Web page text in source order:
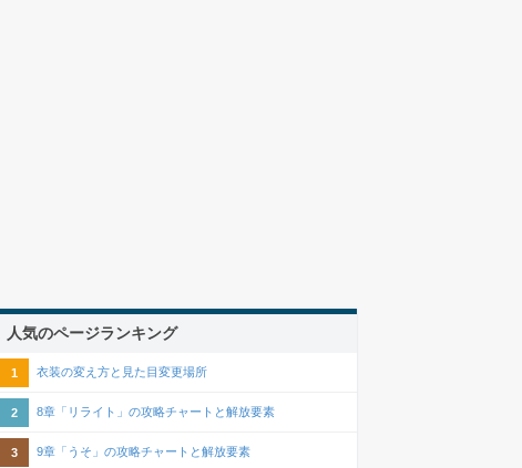
人気のページランキング
衣装の変え方と見た目変更場所
8章「リライト」の攻略チャートと解放要素
9章「うそ」の攻略チャートと解放要素